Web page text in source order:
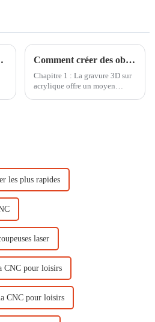
rentable ? Comment créer des objets artisanaux en gravure acrylique 3D à l'aide d'une machine de gravure CNC
Chapitre 1 : La gravure 3D sur
acrylique offre un moyen
les plus rapides
laser
CNC pour loisirs
CNC pour loisirs